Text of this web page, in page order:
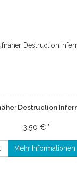
Destruction
3,50 € *
Mehr Informationen